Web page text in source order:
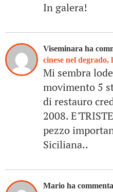
In galera!
Viseminara ha
cinese nel degrado,
Mi sembra
movimento 5
di restauro
2008.
pezzo
Siciliana..
Mario ha